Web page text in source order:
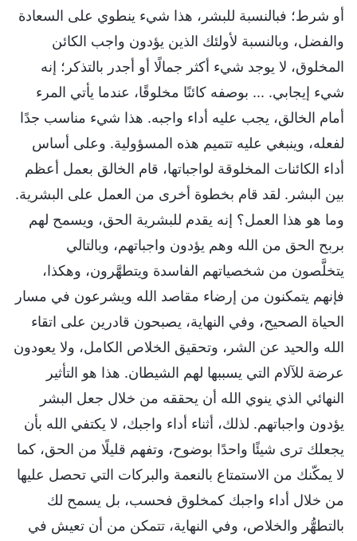
أو شرط؛ فبالنسبة للبشر، هذا شيء ينطوي على السعادة
والفضل، وبالنسبة لأولئك الذين يؤدون واجب الكائن
المخلوق، لا يوجد شيء أكثر جمالًا أو أجدر بالتذكر؛ إنه
شيء إيجابي. ... بوصفه كائنًا مخلوقًا، عندما يأتي المرء
أمام الخالق، يجب عليه أداء واجبه. هذا شيء مناسب جدًا
لفعله، وينبغي عليه تتميم هذه المسؤولية. وعلى أساس
أداء الكائنات المخلوقة لواجباتها، قام الخالق بعمل أعظم
بين البشر. لقد قام بخطوة أخرى من العمل على البشرية.
وما هو هذا العمل؟ إنه يقدم للبشرية الحق، ويسمح لهم
بربح الحق من الله وهم يؤدون واجباتهم، وبالتالي
يتخلَّصون من شخصياتهم الفاسدة ويتطهَّرون، وهكذا،
فإنهم يتمكنون من إرضاء مقاصد الله ويشرعون في مسار
الحياة الصحيح، وفي النهاية، يصبحون قادرين على اتقاء
الله والحيد عن الشر، وتحقيق الخلاص الكامل، ولا يعودون
عرضة للآلام التي يسببها لهم الشيطان. هذا هو التأثير
النهائي الذي ينوي الله أن يحققه من خلال جعل البشر
يؤدون واجباتهم. لذلك، أثناء أداء واجبك، لا يكتفي الله بأن
يجعلك ترى شيئًا واحدًا بوضوح، وتفهم قليلًا من الحق، كما
لا يمكّنك من الاستمتاع بالنعمة والبركات التي تحصل عليها
من خلال أداء واجبك كمخلوق فحسب، بل يسمح لك
بالتطهُّر والخلاص، وفي النهاية، تتمكن من أن تعيش في